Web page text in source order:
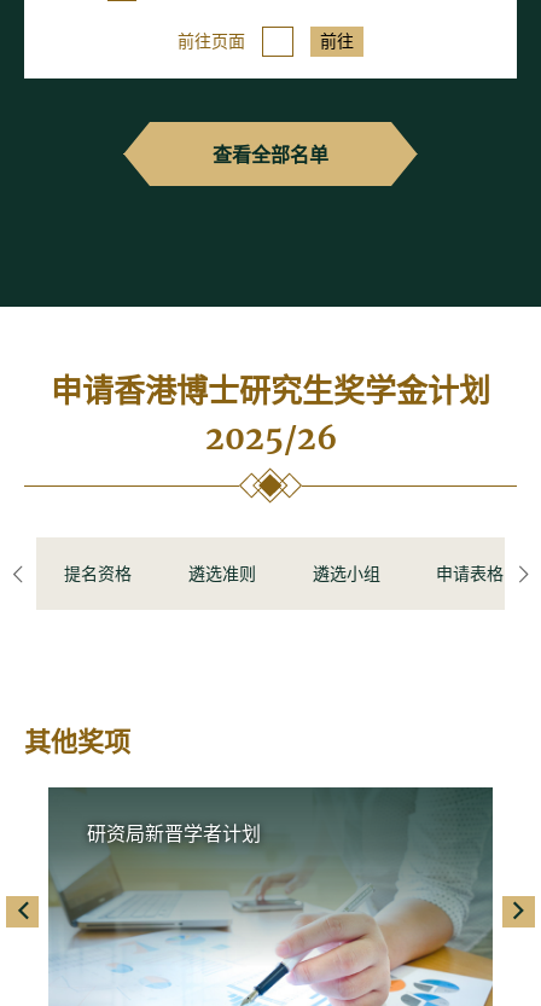
前往页面 前往
查看全部名单
申请香港博士研究生奖学金计划
2025/26
left 提名资格 遴选准则 遴选小组 申请表格
其他奖项
left
研资局新晋学者计划